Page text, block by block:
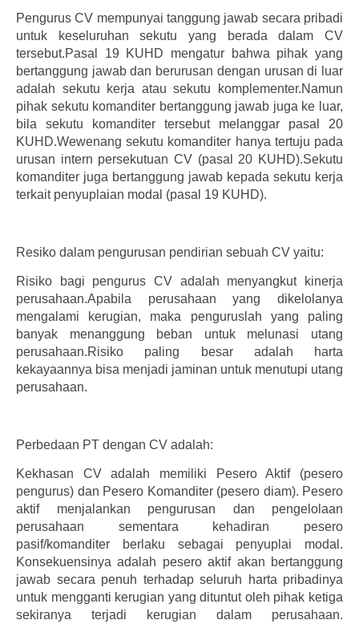
Pengurus CV mempunyai tanggung jawab secara pribadi
untuk keseluruhan sekutu yang berada dalam CV
tersebut.Pasal 19 KUHD mengatur bahwa pihak yang
bertanggung jawab dan berurusan dengan urusan di luar
adalah sekutu kerja atau sekutu komplementer.Namun
pihak sekutu komanditer bertanggung jawab juga ke luar,
bila sekutu komanditer tersebut melanggar pasal 20
KUHD.Wewenang sekutu komanditer hanya tertuju pada
urusan intern persekutuan CV (pasal 20 KUHD).Sekutu
komanditer juga bertanggung jawab kepada sekutu kerja
terkait penyuplaian modal (pasal 19 KUHD).
Resiko dalam pengurusan pendirian sebuah CV yaitu:
Risiko bagi pengurus CV adalah menyangkut kinerja
perusahaan.Apabila perusahaan yang dikelolanya
mengalami kerugian, maka penguruslah yang paling
banyak menanggung beban untuk melunasi utang
perusahaan.Risiko paling besar adalah harta
kekayaannya bisa menjadi jaminan untuk menutupi utang
perusahaan.
Perbedaan PT dengan CV adalah:
Kekhasan CV adalah memiliki Pesero Aktif (pesero
pengurus) dan Pesero Komanditer (pesero diam). Pesero
aktif menjalankan pengurusan dan pengelolaan
perusahaan sementara kehadiran pesero
pasif/komanditer berlaku sebagai penyuplai modal.
Konsekuensinya adalah pesero aktif akan bertanggung
jawab secara penuh terhadap seluruh harta pribadinya
untuk mengganti kerugian yang dituntut oleh pihak ketiga
sekiranya terjadi kerugian dalam perusahaan.